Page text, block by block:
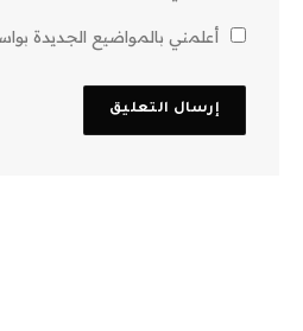
أعلمني بالمواضيع الجديدة